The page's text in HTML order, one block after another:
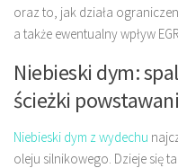
oraz to, jak działa
a także ewentualny wpływ
Niebieski dym:
ścieżki
Niebieski dym z wydechu
oleju silnikowego. Dzieje się